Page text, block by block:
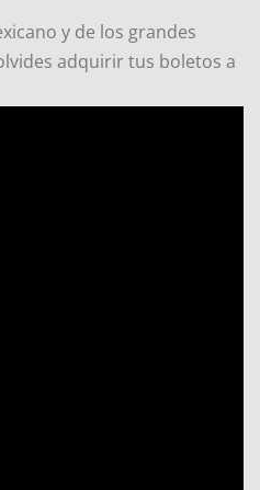
y de los grandes
adquirir tus boletos a